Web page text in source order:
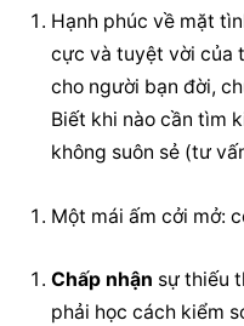
Hạnh phúc về mặt
cực và tuyệt vời của
cho người bạn đời,
Biết khi nào cần tìm
không suôn sẻ (tư
Một mái ấm cởi mở:
Chấp nhận sự thiếu
phải học cách kiểm